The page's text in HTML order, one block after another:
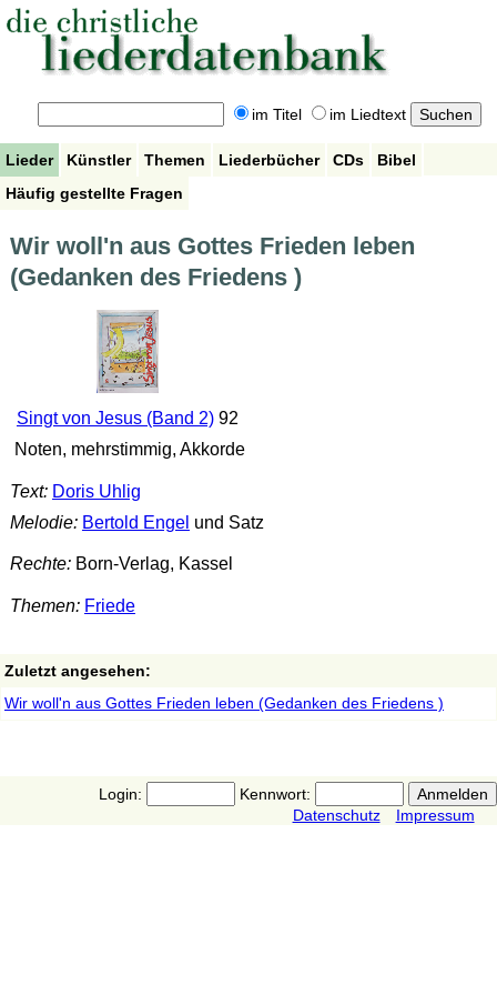
im Titel im Liedtext
Lieder Künstler Themen Liederbücher CDs
Bibel
Häufig gestellte Fragen
Wir woll'n aus Gottes Frieden leben
(Gedanken des Friedens )
Singt von Jesus (Band 2)92
Noten, mehrstimmig, Akkorde
Text: Doris Uhlig
Melodie: Bertold Engel und Satz
Rechte:Born-Verlag, Kassel
Themen: Friede
Zuletzt angesehen:
Wir woll'n aus Gottes Frieden leben (Gedanken des Friedens )
Login:
Kennwort:
Datenschutz
Impressum